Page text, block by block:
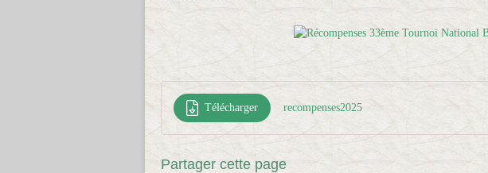
Télécharger recompenses2025
Partager cette page